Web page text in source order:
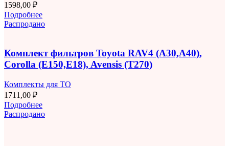
1598,00 ₽
Подробнее
Распродано
Комплект фильтров Toyota RAV4 (A30,A40),
Corolla (E150,E18), Avensis (T270)
Комплекты для ТО
1711,00 ₽
Подробнее
Распродано